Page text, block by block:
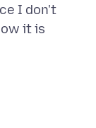
I don't
it is